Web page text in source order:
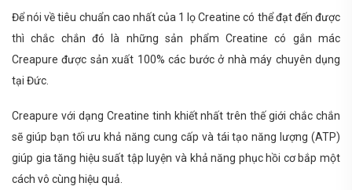
Để nói về tiêu chuẩn cao nhất của 1 lọ Creatine có thể đạt đến được
thì chắc chắn đó là những sản phẩm Creatine có gắn mác
Creapure được sản xuất 100% các bước ở nhà máy chuyên dụng
tại Đức.
Creapure với dạng Creatine tinh khiết nhất trên thế giới chắc chắn
sẽ giúp bạn tối ưu khả năng cung cấp và tái tạo năng lượng (ATP)
giúp gia tăng hiệu suất tập luyện và khả năng phục hồi cơ bắp một
cách vô cùng hiệu quả.